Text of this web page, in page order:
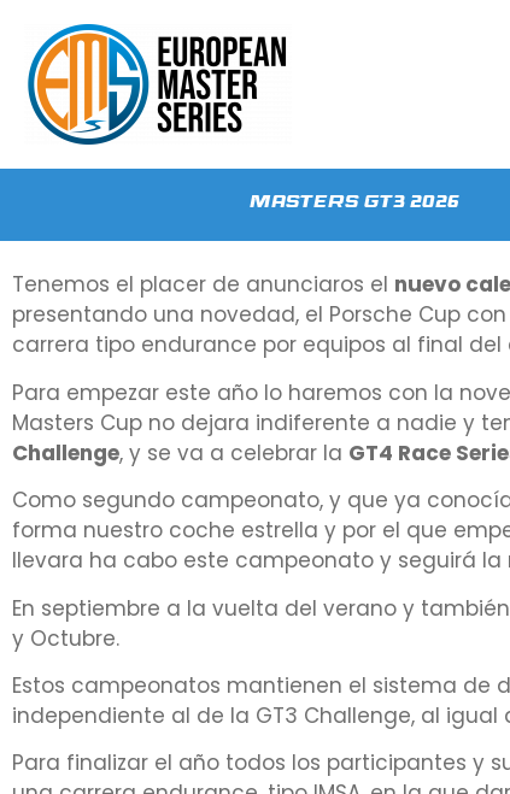
Masters GT3 2026
Tenemos el placer de anunciaros el nuevo
presentando una novedad, el Porsche Cup
carrera tipo endurance por equipos al final del
Para empezar este año lo haremos con la
Masters Cup no dejara indiferente a nadie y
Challenge, y se va a celebrar la GT4 Race
Como segundo campeonato, y que ya
forma nuestro coche estrella y por el que
llevara ha cabo este campeonato y seguirá
En septiembre a la vuelta del verano y
y Octubre.
Estos campeonatos mantienen el sistema de
independiente al de la GT3 Challenge, al igual
Para finalizar el año todos los participantes y